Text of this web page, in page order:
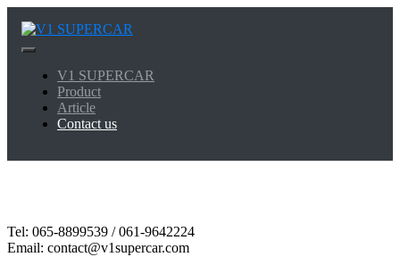
content
V1 SUPERCAR
V1 SUPERCAR
Product
Article
Contact us
Tel: 065-8899539 / 061-9642224
Email: contact@v1supercar.com